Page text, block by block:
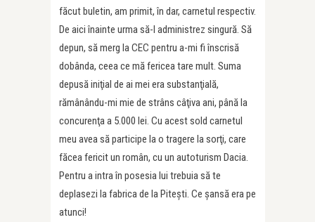
făcut buletin, am primit, în dar, carnetul respectiv.
De aici înainte urma să-l administrez singură. Să
depun, să merg la CEC pentru a-mi fi înscrisă
dobânda, ceea ce mă fericea tare mult. Suma
depusă iniţial de ai mei era substanţială,
rămânându-mi mie de strâns câţiva ani, până la
concurenţa a 5.000 lei. Cu acest sold carnetul
meu avea să participe la o tragere la sorţi, care
făcea fericit un român, cu un autoturism Dacia.
Pentru a intra în posesia lui trebuia să te
deplasezi la fabrica de la Piteşti. Ce şansă era pe
atunci!